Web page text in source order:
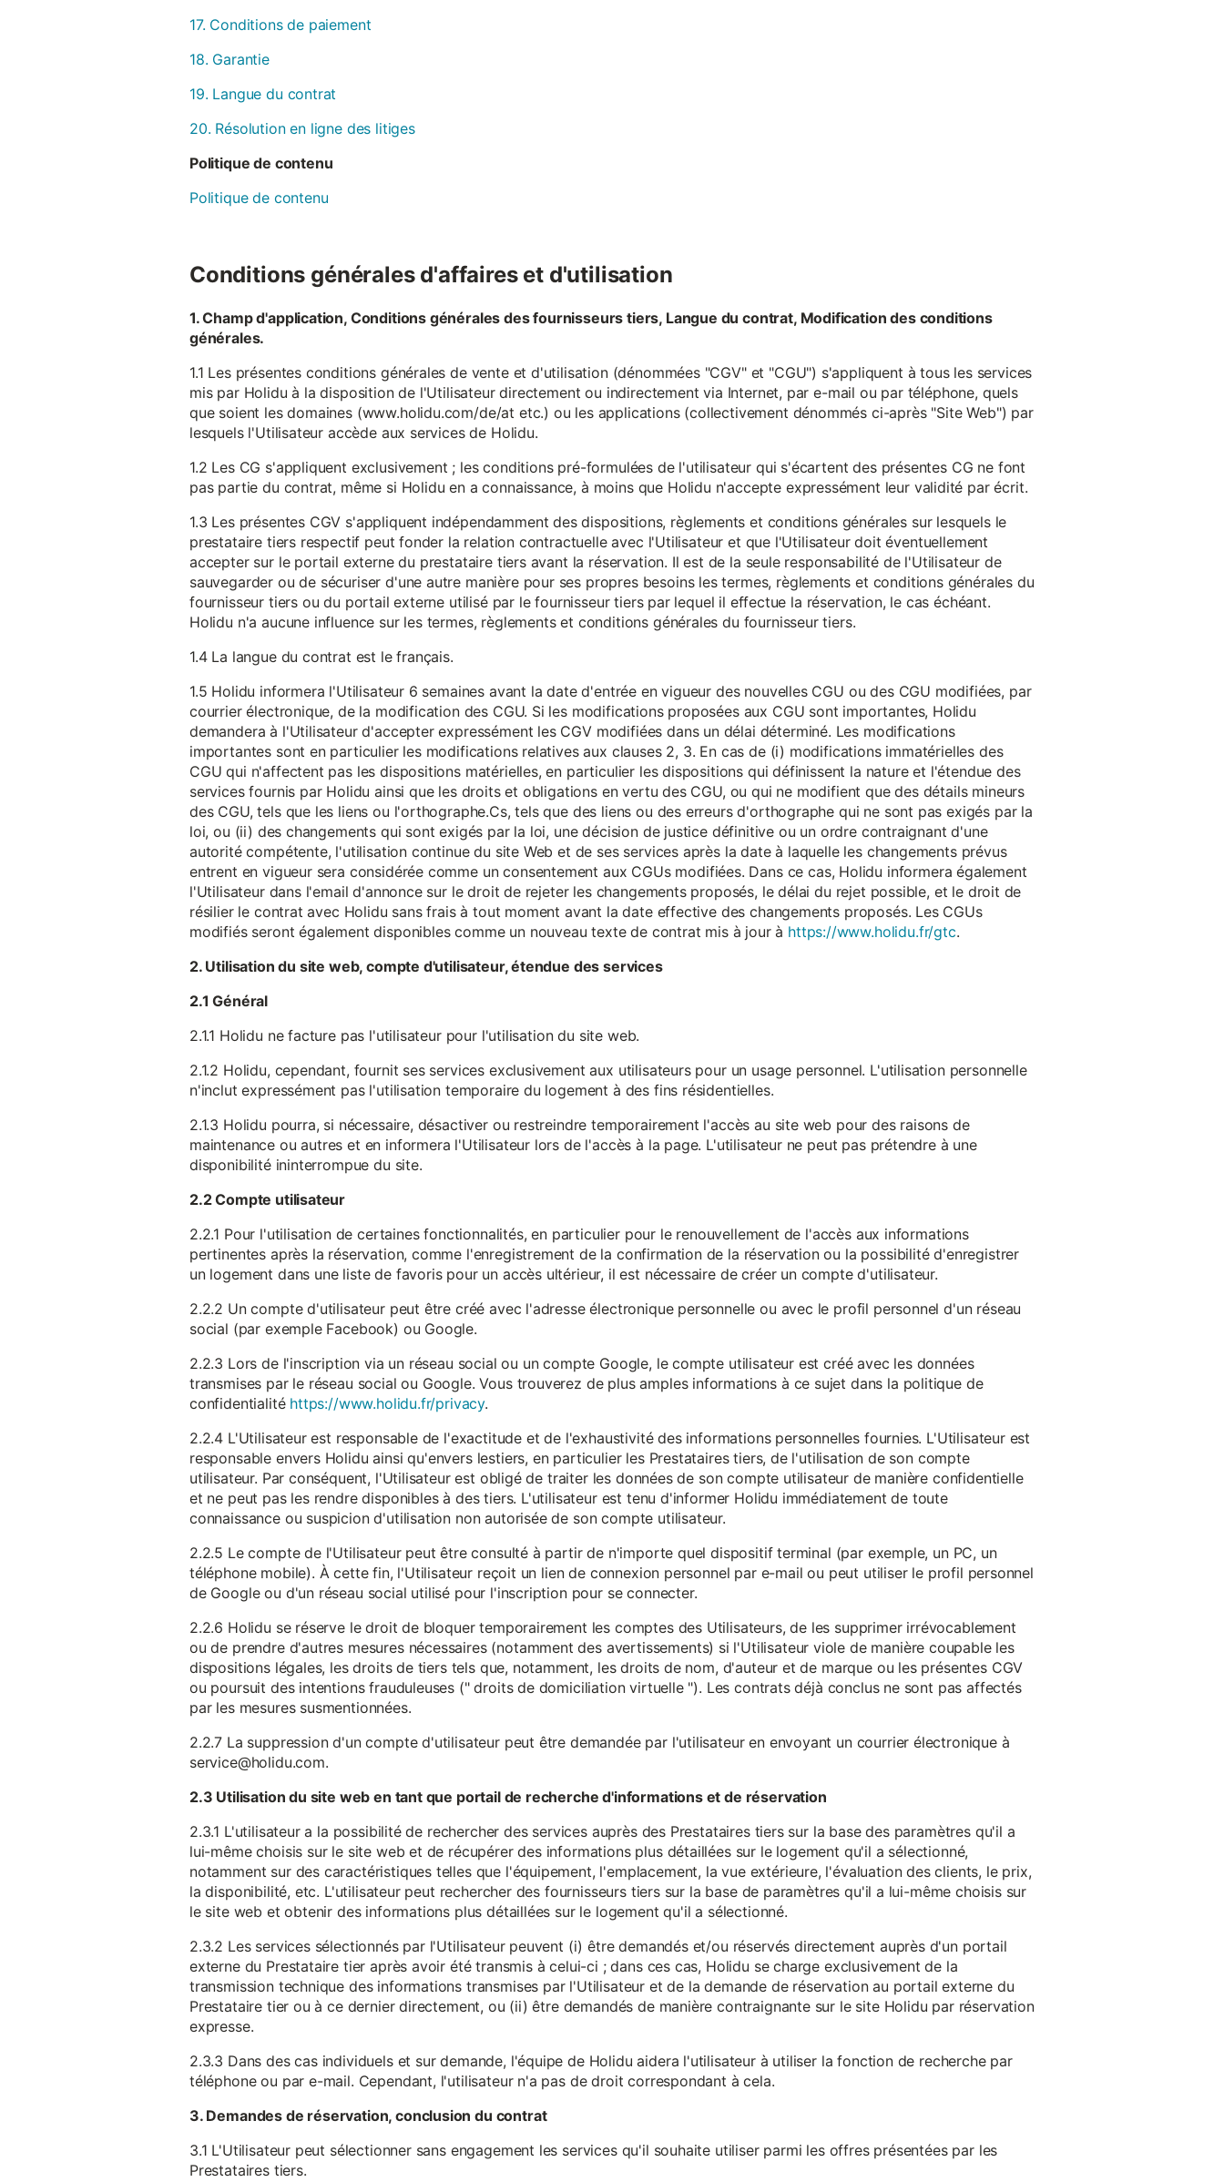
17. Conditions de paiement
18. Garantie
19. Langue du contrat
20. Résolution en ligne des litiges
Politique de contenu
Politique de contenu
Conditions générales d'affaires et d'utilisation
1. Champ d'application, Conditions générales des fournisseurs tiers, Langue du contrat, Modification des conditions
générales.
1.1 Les présentes conditions générales de vente et d'utilisation (dénommées "CGV" et "CGU") s'appliquent à tous les services
mis par Holidu à la disposition de l'Utilisateur directement ou indirectement via Internet, par e-mail ou par téléphone, quels
que soient les domaines (www.holidu.com/de/at etc.) ou les applications (collectivement dénommés ci-après "Site Web") par
lesquels l'Utilisateur accède aux services de Holidu.
1.2 Les CG s'appliquent exclusivement ; les conditions pré-formulées de l'utilisateur qui s'écartent des présentes CG ne font
pas partie du contrat, même si Holidu en a connaissance, à moins que Holidu n'accepte expressément leur validité par écrit.
1.3 Les présentes CGV s'appliquent indépendamment des dispositions, règlements et conditions générales sur lesquels le
prestataire tiers respectif peut fonder la relation contractuelle avec l'Utilisateur et que l'Utilisateur doit éventuellement
accepter sur le portail externe du prestataire tiers avant la réservation. Il est de la seule responsabilité de l'Utilisateur de
sauvegarder ou de sécuriser d'une autre manière pour ses propres besoins les termes, règlements et conditions générales du
fournisseur tiers ou du portail externe utilisé par le fournisseur tiers par lequel il effectue la réservation, le cas échéant.
Holidu n'a aucune influence sur les termes, règlements et conditions générales du fournisseur tiers.
1.4 La langue du contrat est le français.
1.5 Holidu informera l'Utilisateur 6 semaines avant la date d'entrée en vigueur des nouvelles CGU ou des CGU modifiées, par
courrier électronique, de la modification des CGU. Si les modifications proposées aux CGU sont importantes, Holidu
demandera à l'Utilisateur d'accepter expressément les CGV modifiées dans un délai déterminé. Les modifications
importantes sont en particulier les modifications relatives aux clauses 2, 3. En cas de (i) modifications immatérielles des
CGU qui n'affectent pas les dispositions matérielles, en particulier les dispositions qui définissent la nature et l'étendue des
services fournis par Holidu ainsi que les droits et obligations en vertu des CGU, ou qui ne modifient que des détails mineurs
des CGU, tels que les liens ou l'orthographe.Cs, tels que des liens ou des erreurs d'orthographe qui ne sont pas exigés par la
loi, ou (ii) des changements qui sont exigés par la loi, une décision de justice définitive ou un ordre contraignant d'une
autorité compétente, l'utilisation continue du site Web et de ses services après la date à laquelle les changements prévus
entrent en vigueur sera considérée comme un consentement aux CGUs modifiées. Dans ce cas, Holidu informera également
l'Utilisateur dans l'email d'annonce sur le droit de rejeter les changements proposés, le délai du rejet possible, et le droit de
résilier le contrat avec Holidu sans frais à tout moment avant la date effective des changements proposés. Les CGUs
modifiés seront également disponibles comme un nouveau texte de contrat mis à jour à https://www.holidu.fr/gtc.
2. Utilisation du site web, compte d'utilisateur, étendue des services
2.1 Général
2.1.1 Holidu ne facture pas l'utilisateur pour l'utilisation du site web.
2.1.2 Holidu, cependant, fournit ses services exclusivement aux utilisateurs pour un usage personnel. L'utilisation personnelle
n'inclut expressément pas l'utilisation temporaire du logement à des fins résidentielles.
2.1.3 Holidu pourra, si nécessaire, désactiver ou restreindre temporairement l'accès au site web pour des raisons de
maintenance ou autres et en informera l'Utilisateur lors de l'accès à la page. L'utilisateur ne peut pas prétendre à une
disponibilité ininterrompue du site.
2.2 Compte utilisateur
2.2.1 Pour l'utilisation de certaines fonctionnalités, en particulier pour le renouvellement de l'accès aux informations
pertinentes après la réservation, comme l'enregistrement de la confirmation de la réservation ou la possibilité d'enregistrer
un logement dans une liste de favoris pour un accès ultérieur, il est nécessaire de créer un compte d'utilisateur.
2.2.2 Un compte d'utilisateur peut être créé avec l'adresse électronique personnelle ou avec le profil personnel d'un réseau
social (par exemple Facebook) ou Google.
2.2.3 Lors de l'inscription via un réseau social ou un compte Google, le compte utilisateur est créé avec les données
transmises par le réseau social ou Google. Vous trouverez de plus amples informations à ce sujet dans la politique de
confidentialité https://www.holidu.fr/privacy.
2.2.4 L'Utilisateur est responsable de l'exactitude et de l'exhaustivité des informations personnelles fournies. L'Utilisateur est
responsable envers Holidu ainsi qu'envers lestiers, en particulier les Prestataires tiers, de l'utilisation de son compte
utilisateur. Par conséquent, l'Utilisateur est obligé de traiter les données de son compte utilisateur de manière confidentielle
et ne peut pas les rendre disponibles à des tiers. L'utilisateur est tenu d'informer Holidu immédiatement de toute
connaissance ou suspicion d'utilisation non autorisée de son compte utilisateur.
2.2.5 Le compte de l'Utilisateur peut être consulté à partir de n'importe quel dispositif terminal (par exemple, un PC, un
téléphone mobile). À cette fin, l'Utilisateur reçoit un lien de connexion personnel par e-mail ou peut utiliser le profil personnel
de Google ou d'un réseau social utilisé pour l'inscription pour se connecter.
2.2.6 Holidu se réserve le droit de bloquer temporairement les comptes des Utilisateurs, de les supprimer irrévocablement
ou de prendre d'autres mesures nécessaires (notamment des avertissements) si l'Utilisateur viole de manière coupable les
dispositions légales, les droits de tiers tels que, notamment, les droits de nom, d'auteur et de marque ou les présentes CGV
ou poursuit des intentions frauduleuses (" droits de domiciliation virtuelle "). Les contrats déjà conclus ne sont pas affectés
par les mesures susmentionnées.
2.2.7 La suppression d'un compte d'utilisateur peut être demandée par l'utilisateur en envoyant un courrier électronique à
service@holidu.com.
2.3 Utilisation du site web en tant que portail de recherche d'informations et de réservation
2.3.1 L'utilisateur a la possibilité de rechercher des services auprès des Prestataires tiers sur la base des paramètres qu'il a
lui-même choisis sur le site web et de récupérer des informations plus détaillées sur le logement qu'il a sélectionné,
notamment sur des caractéristiques telles que l'équipement, l'emplacement, la vue extérieure, l'évaluation des clients, le prix,
la disponibilité, etc. L'utilisateur peut rechercher des fournisseurs tiers sur la base de paramètres qu'il a lui-même choisis sur
le site web et obtenir des informations plus détaillées sur le logement qu'il a sélectionné.
2.3.2 Les services sélectionnés par l'Utilisateur peuvent (i) être demandés et/ou réservés directement auprès d'un portail
externe du Prestataire tier après avoir été transmis à celui-ci ; dans ces cas, Holidu se charge exclusivement de la
transmission technique des informations transmises par l'Utilisateur et de la demande de réservation au portail externe du
Prestataire tier ou à ce dernier directement, ou (ii) être demandés de manière contraignante sur le site Holidu par réservation
expresse.
2.3.3 Dans des cas individuels et sur demande, l'équipe de Holidu aidera l'utilisateur à utiliser la fonction de recherche par
téléphone ou par e-mail. Cependant, l'utilisateur n'a pas de droit correspondant à cela.
3. Demandes de réservation, conclusion du contrat
3.1 L'Utilisateur peut sélectionner sans engagement les services qu'il souhaite utiliser parmi les offres présentées par les
Prestataires tiers.